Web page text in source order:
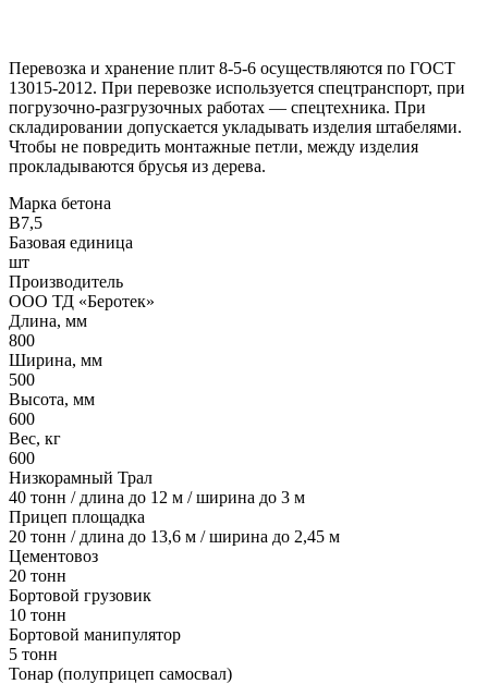
Перевозка и хранение плит 8-5-6 осуществляются по ГОСТ
13015-2012. При перевозке используется спецтранспорт, при
погрузочно-разгрузочных работах — спецтехника. При
складировании допускается укладывать изделия штабелями.
Чтобы не повредить монтажные петли, между изделия
прокладываются брусья из дерева.
Марка бетона
B7,5
Базовая единица
шт
Производитель
ООО ТД «Беротек»
Длина, мм
800
Ширина, мм
500
Высота, мм
600
Вес, кг
600
Низкорамный Трал
40 тонн / длина до 12 м / ширина до 3 м
Прицеп площадка
20 тонн / длина до 13,6 м / ширина до 2,45 м
Цементовоз
20 тонн
Бортовой грузовик
10 тонн
Бортовой манипулятор
5 тонн
Тонар (полуприцеп самосвал)